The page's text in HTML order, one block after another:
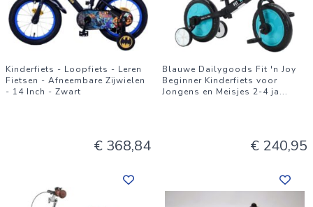
Kinderfiets - Loopfiets - Leren
Fietsen - Afneembare Zijwielen
- 14 Inch - Zwart
€ 368,84
Blauwe Dailygoods Fit 'n Joy
Beginner Kinderfiets voor
Jongens en Meisjes 2-4 ja...
€ 240,95